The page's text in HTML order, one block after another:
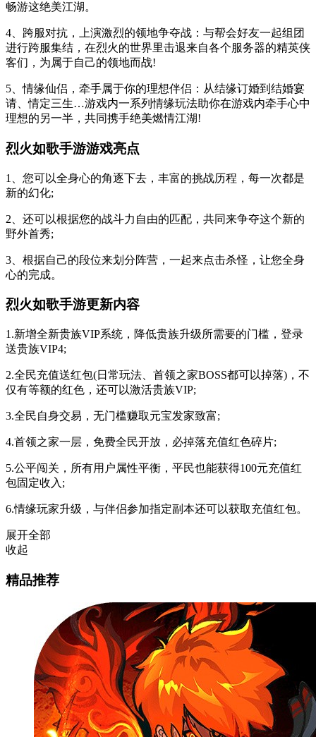
畅游这绝美江湖。
4、跨服对抗，上演激烈的领地争夺战：与帮会好友一起组团
进行跨服集结，在烈火的世界里击退来自各个服务器的精英侠
客们，为属于自己的领地而战!
5、情缘仙侣，牵手属于你的理想伴侣：从结缘订婚到结婚宴
请、情定三生…游戏内一系列情缘玩法助你在游戏内牵手心中
理想的另一半，共同携手绝美燃情江湖!
烈火如歌手游游戏亮点
1、您可以全身心的角逐下去，丰富的挑战历程，每一次都是
新的幻化;
2、还可以根据您的战斗力自由的匹配，共同来争夺这个新的
野外首秀;
3、根据自己的段位来划分阵营，一起来点击杀怪，让您全身
心的完成。
烈火如歌手游更新内容
1.新增全新贵族VIP系统，降低贵族升级所需要的门槛，登录
送贵族VIP4;
2.全民充值送红包(日常玩法、首领之家BOSS都可以掉落)，不
仅有等额的红色，还可以激活贵族VIP;
3.全民自身交易，无门槛赚取元宝发家致富;
4.首领之家一层，免费全民开放，必掉落充值红色碎片;
5.公平闯关，所有用户属性平衡，平民也能获得100元充值红
包固定收入;
6.情缘玩家升级，与伴侣参加指定副本还可以获取充值红包。
展开全部
收起
精品推荐